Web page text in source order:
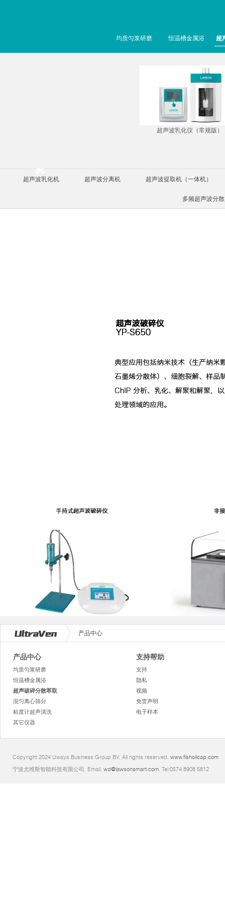
均质匀浆研磨 恒温槽金属浴 超
超声波乳化仪（常规版）
超声波乳化机 超声波分离机 超声波提取机（一体机）
多频超声波分
产品中心
产品中心
均质匀浆研磨
恒温槽金属浴
超声破碎分散萃取
混匀离心筛分
粘度计超声清洗
其它仪器
支持帮助
支持
隐私
视频
免责声明
电子样本
Copyright 2024 Uways Business Group BV. All rights reserved. www.fishoilcap.com
宁波尤维斯智能科技有限公司. Email: wd@lawsonsmart.com . Tel:0574 8908 5812